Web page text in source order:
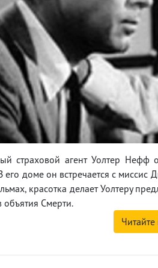
страховой агент Уолтер Нефф
его доме он встречается с
красотка делает Уолтеру
Смерти.